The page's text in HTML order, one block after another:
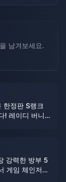
남겨보세요.
정판 S랭크
! 레이디 버니
강력한 방부 5
게임 체인저가